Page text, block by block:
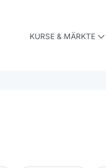
KURSE & MÄRKTE